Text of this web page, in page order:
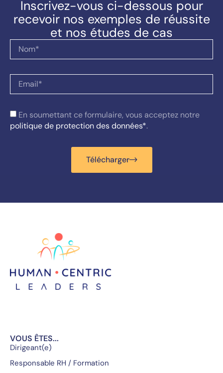
Inscrivez-vous ci-dessous pour
recevoir nos exemples de réussite
et nos études de cas
En soumettant ce formulaire, vous acceptez notre
politique de protection des données*.
Télécharger
VOUS ÊTES...
Dirigeant(e)
Responsable RH / Formation